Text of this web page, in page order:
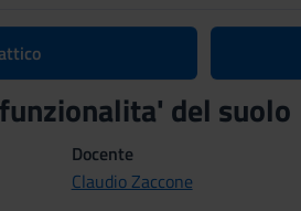
del
Docente
Claudio Zaccone